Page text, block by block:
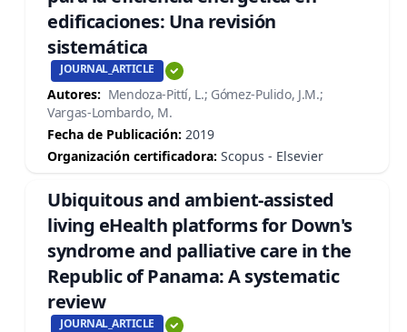
edificaciones: Una revisión
sistemática
JOURNAL_ARTICLE
Autores: Mendoza-Pittí, L.; Gómez-Pulido, J.M.;
Vargas-Lombardo, M.
Fecha de Publicación: 2019
Organización certificadora: Scopus - Elsevier
Ubiquitous and ambient-assisted
living eHealth platforms for Down's
syndrome and palliative care in the
Republic of Panama: A systematic
review
JOURNAL_ARTICLE